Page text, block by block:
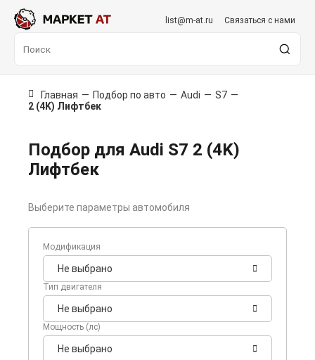
list@m-at.ru Связаться с нами
Главная — Подбор по авто — Audi — S7 —
2 (4K) Лифтбек
Подбор для Audi S7 2 (4K)
Лифтбек
Выберите параметры автомобиля
Модификация
Не выбрано
Тип двигателя
Не выбрано
Мощность (лс)
Не выбрано